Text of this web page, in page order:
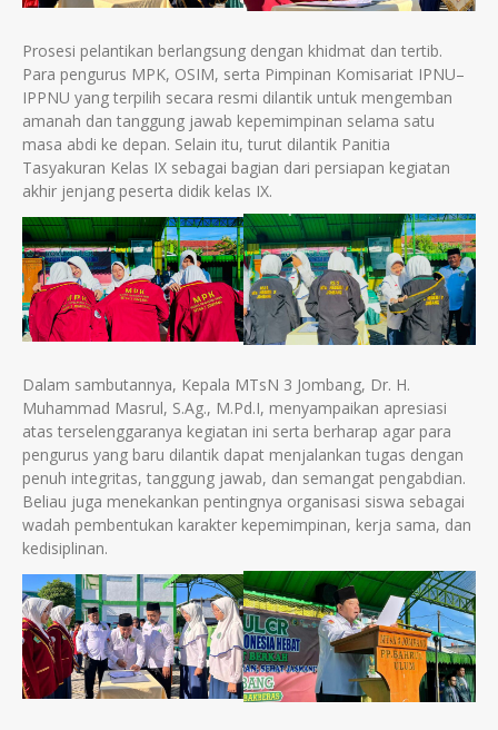
Prosesi pelantikan berlangsung dengan khidmat dan tertib.
Para pengurus MPK, OSIM, serta Pimpinan Komisariat IPNU–
IPPNU yang terpilih secara resmi dilantik untuk mengemban
amanah dan tanggung jawab kepemimpinan selama satu
masa abdi ke depan. Selain itu, turut dilantik Panitia
Tasyakuran Kelas IX sebagai bagian dari persiapan kegiatan
akhir jenjang peserta didik kelas IX.
Dalam sambutannya, Kepala MTsN 3 Jombang, Dr. H.
Muhammad Masrul, S.Ag., M.Pd.I, menyampaikan apresiasi
atas terselenggaranya kegiatan ini serta berharap agar para
pengurus yang baru dilantik dapat menjalankan tugas dengan
penuh integritas, tanggung jawab, dan semangat pengabdian.
Beliau juga menekankan pentingnya organisasi siswa sebagai
wadah pembentukan karakter kepemimpinan, kerja sama, dan
kedisiplinan.